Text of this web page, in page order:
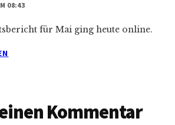
08:43
für Mai ging heute online.
Kommentar